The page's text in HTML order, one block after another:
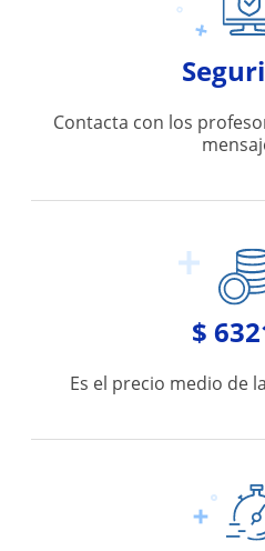
Contacta con los
$
Es el precio medio de